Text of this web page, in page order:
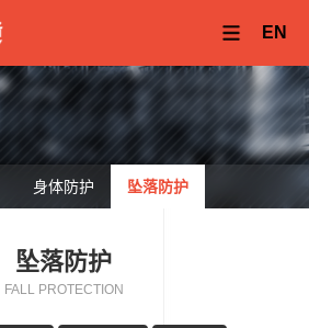
EN
身体防护 坠落防护
坠落防护
FALL PROTECTION